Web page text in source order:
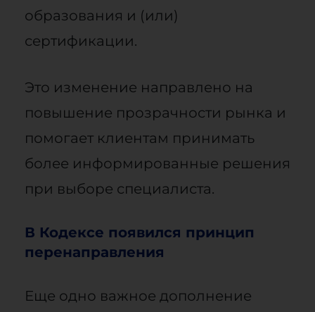
образования и (или)
сертификации.
Это изменение направлено на
повышение прозрачности рынка и
помогает клиентам принимать
более информированные решения
при выборе специалиста.
В Кодексе появился принцип
перенаправления
Еще одно важное дополнение